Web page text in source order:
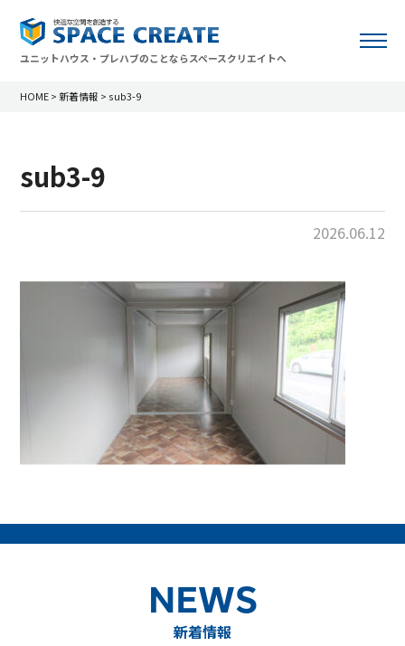
ユニットハウス・プレハブのことならスペースクリエイトへ
HOME > 新着情報 > sub3-9
sub3-9
2026.06.12
NEWS
新着情報